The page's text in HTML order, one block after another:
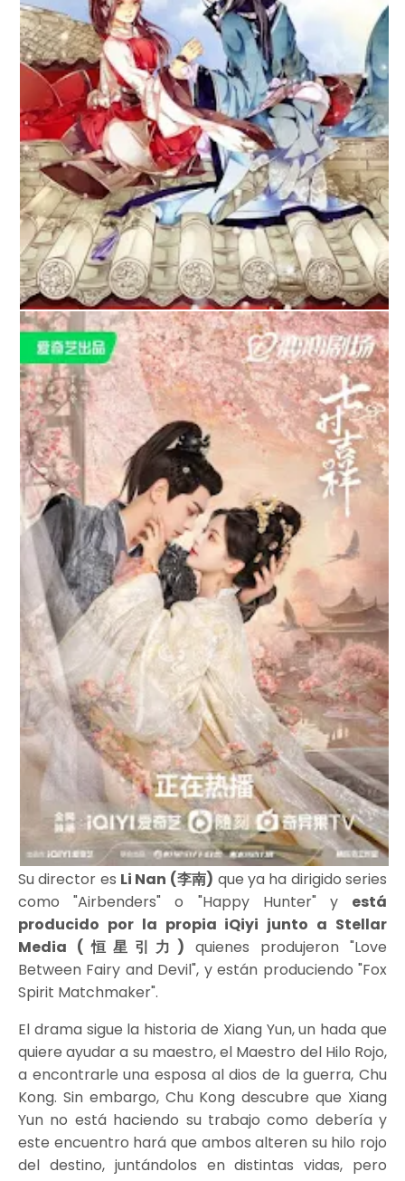
Su director es Li Nan (李南) que ya ha dirigido series
como "Airbenders" o "Happy Hunter" y está
producido por la propia iQiyi junto a Stellar
Media (恒星引力) quienes produjeron "Love
Between Fairy and Devil", y están produciendo "Fox
Spirit Matchmaker".
El drama sigue la historia de Xiang Yun, un hada que
quiere ayudar a su maestro, el Maestro del Hilo Rojo,
a encontrarle una esposa al dios de la guerra, Chu
Kong. Sin embargo, Chu Kong descubre que Xiang
Yun no está haciendo su trabajo como debería y
este encuentro hará que ambos alteren su hilo rojo
del destino, juntándolos en distintas vidas, pero